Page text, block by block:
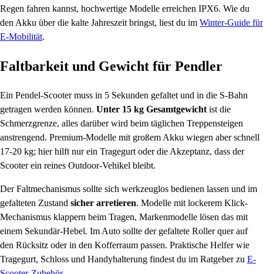
Regen fahren kannst, hochwertige Modelle erreichen IPX6. Wie du
den Akku über die kalte Jahreszeit bringst, liest du im Winter-Guide für
E-Mobilität.
Faltbarkeit und Gewicht für Pendler
Ein Pendel-Scooter muss in 5 Sekunden gefaltet und in die S-Bahn
getragen werden können. Unter 15 kg Gesamtgewicht ist die
Schmerzgrenze, alles darüber wird beim täglichen Treppensteigen
anstrengend. Premium-Modelle mit großem Akku wiegen aber schnell
17-20 kg; hier hilft nur ein Tragegurt oder die Akzeptanz, dass der
Scooter ein reines Outdoor-Vehikel bleibt.
Der Faltmechanismus sollte sich werkzeuglos bedienen lassen und im
gefalteten Zustand sicher arretieren. Modelle mit lockerem Klick-
Mechanismus klappern beim Tragen, Markenmodelle lösen das mit
einem Sekundär-Hebel. Im Auto sollte der gefaltete Roller quer auf
den Rücksitz oder in den Kofferraum passen. Praktische Helfer wie
Tragegurt, Schloss und Handyhalterung findest du im Ratgeber zu E-